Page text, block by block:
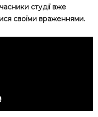
студії вже
своїми враженнями.